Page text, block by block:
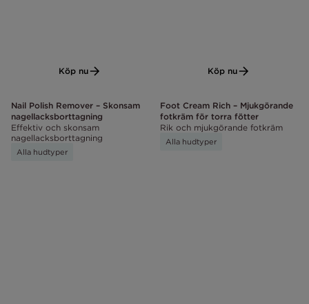
Köp nu
Nail Polish Remover – Skonsam
nagellacksborttagning
Effektiv och skonsam
nagellacksborttagning
Alla hudtyper
Köp nu
Foot Cream Rich – Mjukgörande
fotkräm för torra fötter
Rik och mjukgörande fotkräm
Alla hudtyper